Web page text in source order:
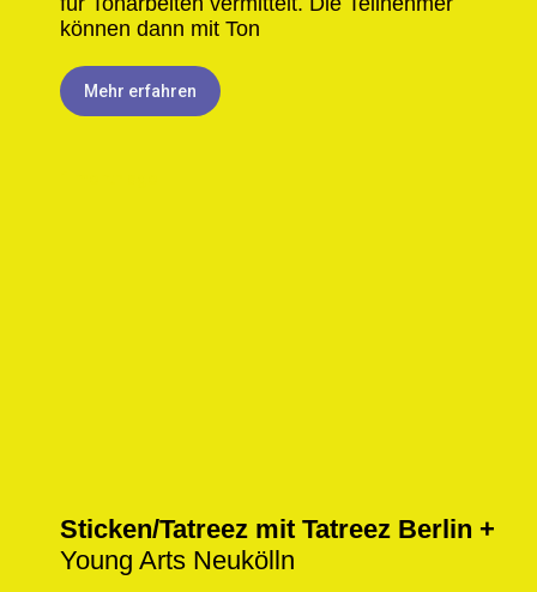
können dann mit Ton
Mehr erfahren
Sticken/Tatreez mit Tatreez Berlin +
Young Arts Neukölln